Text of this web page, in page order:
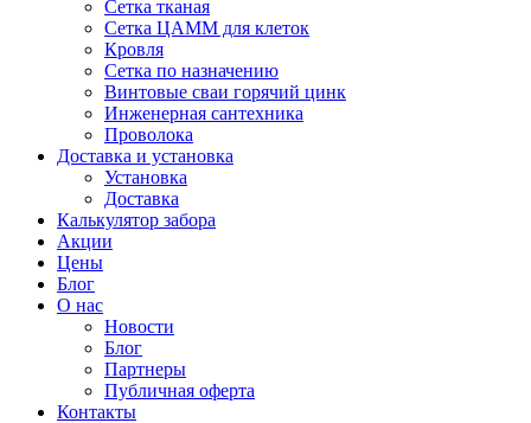
Сетка тканая
Сетка ЦАММ для клеток
Кровля
Сетка по назначению
Винтовые сваи горячий цинк
Инженерная сантехника
Проволока
Доставка и установка
Установка
Доставка
Калькулятор забора
Акции
Цены
Блог
О нас
Новости
Блог
Партнеры
Публичная оферта
Контакты